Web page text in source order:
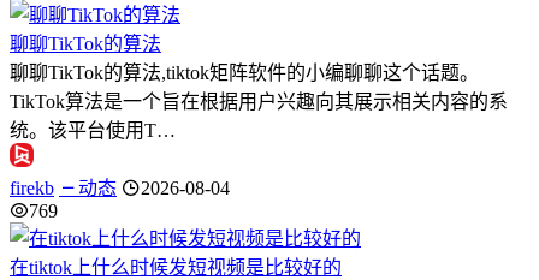
聊聊TikTok的算法
聊聊TikTok的算法,tiktok矩阵软件的小编聊聊这个话题。
TikTok算法是一个旨在根据用户兴趣向其展示相关内容的系
统。该平台使用T…
firekb 动态
2026-08-04
769
在tiktok上什么时候发短视频是比较好的